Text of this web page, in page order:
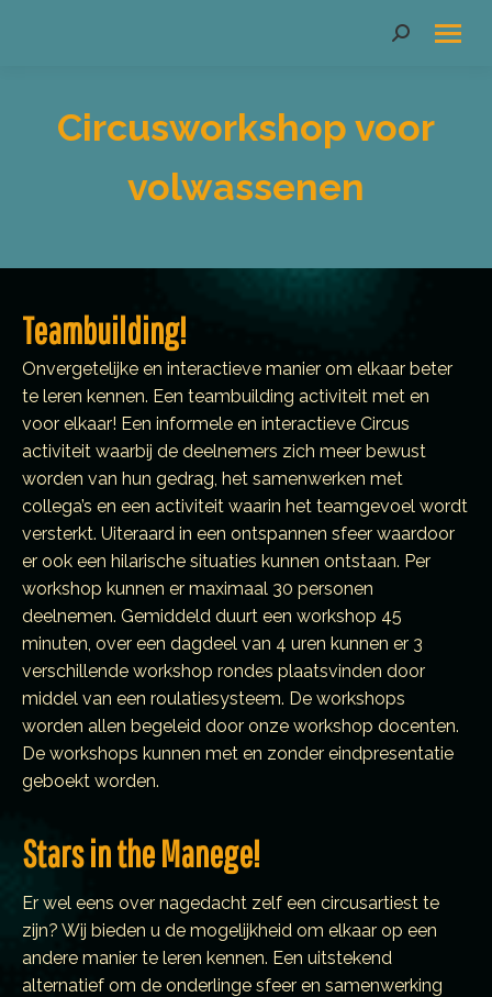
Search:
Circusworkshop voor
volwassenen
Teambuilding!
Onvergetelijke en interactieve manier om elkaar beter
te leren kennen. Een teambuilding activiteit met en
voor elkaar! Een informele en interactieve Circus
activiteit waarbij de deelnemers zich meer bewust
worden van hun gedrag, het samenwerken met
collega’s en een activiteit waarin het teamgevoel wordt
versterkt. Uiteraard in een ontspannen sfeer waardoor
er ook een hilarische situaties kunnen ontstaan. Per
workshop kunnen er maximaal 30 personen
deelnemen. Gemiddeld duurt een workshop 45
minuten, over een dagdeel van 4 uren kunnen er 3
verschillende workshop rondes plaatsvinden door
middel van een roulatiesysteem. De workshops
worden allen begeleid door onze workshop docenten.
De workshops kunnen met en zonder eindpresentatie
geboekt worden.
Stars in the Manege!
Er wel eens over nagedacht zelf een circusartiest te
zijn? Wij bieden u de mogelijkheid om elkaar op een
andere manier te leren kennen. Een uitstekend
alternatief om de onderlinge sfeer en samenwerking